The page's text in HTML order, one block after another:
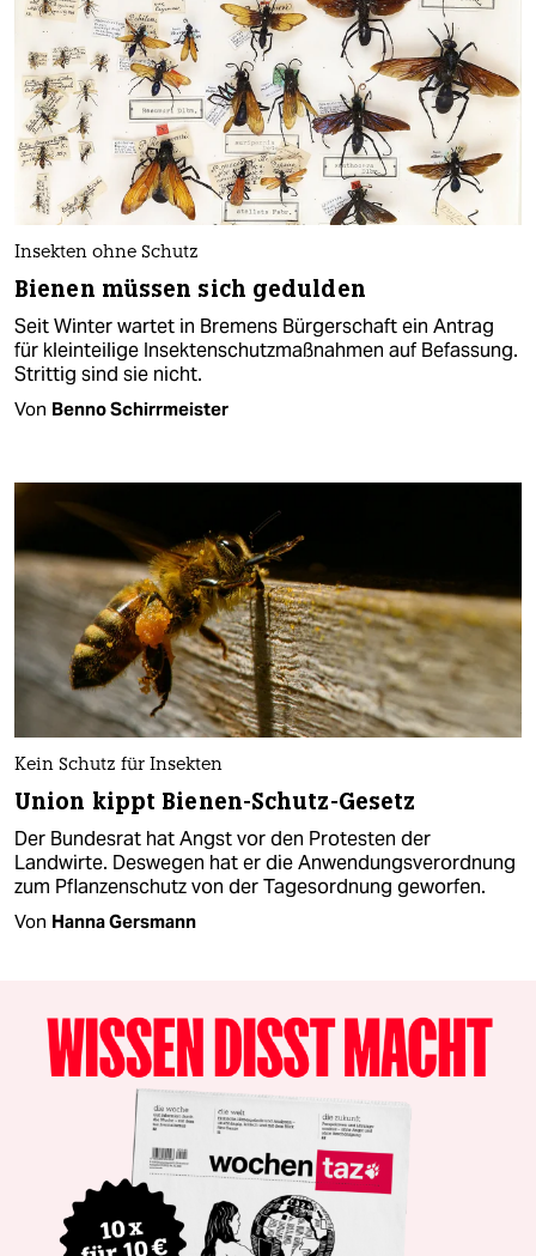
Insekten ohne Schutz
Bienen müssen sich gedulden
Seit Winter wartet in Bremens Bürgerschaft ein Antrag
für kleinteilige Insektenschutzmaßnahmen auf Befassung.
Strittig sind sie nicht.
Von Benno Schirrmeister
Kein Schutz für Insekten
Union kippt Bienen-Schutz-Gesetz
Der Bundesrat hat Angst vor den Protesten der
Landwirte. Deswegen hat er die Anwendungsverordnung
zum Pflanzenschutz von der Tagesordnung geworfen.
Von Hanna Gersmann